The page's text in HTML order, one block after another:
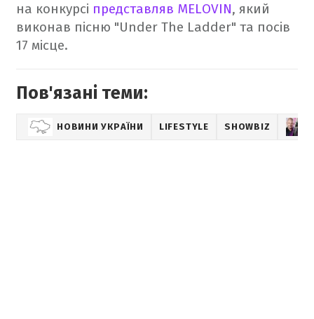
на конкурсі представляв MELOVIN, який
виконав пісню "Under The Ladder" та посів
17 місце.
Пов'язані теми:
НОВИНИ УКРАЇНИ LIFESTYLE SHOWBIZ